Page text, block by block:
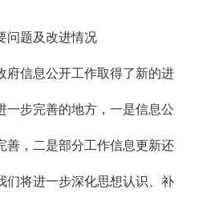
问题及改进情况
府信息公开工作取得了新的进
一步完善的地方，一是信息公
善，二是部分工作信息更新还
们将进一步深化思想认识、补